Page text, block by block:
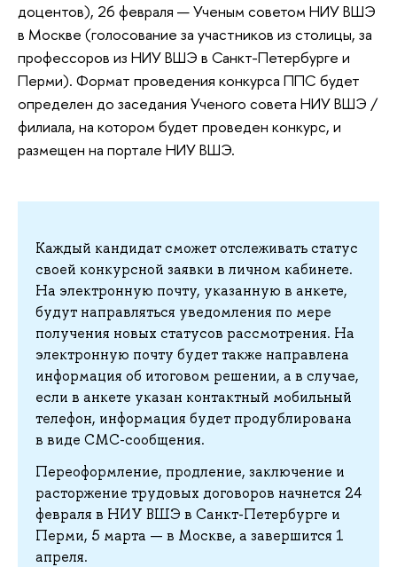
доцентов), 26 февраля — Ученым советом НИУ ВШЭ
в Москве (голосование за участников из столицы, за
профессоров из НИУ ВШЭ в Санкт-Петербурге и
Перми). Формат проведения конкурса ППС будет
определен до заседания Ученого совета НИУ ВШЭ /
филиала, на котором будет проведен конкурс, и
размещен на портале НИУ ВШЭ.
Каждый кандидат сможет отслеживать статус
своей конкурсной заявки в личном кабинете.
На электронную почту, указанную в анкете,
будут направляться уведомления по мере
получения новых статусов рассмотрения. На
электронную почту будет также направлена
информация об итоговом решении, а в случае,
если в анкете указан контактный мобильный
телефон, информация будет продублирована
в виде СМС-сообщения.
Переоформление, продление, заключение и
расторжение трудовых договоров начнется 24
февраля в НИУ ВШЭ в Санкт-Петербурге и
Перми, 5 марта — в Москве, а завершится 1
апреля.